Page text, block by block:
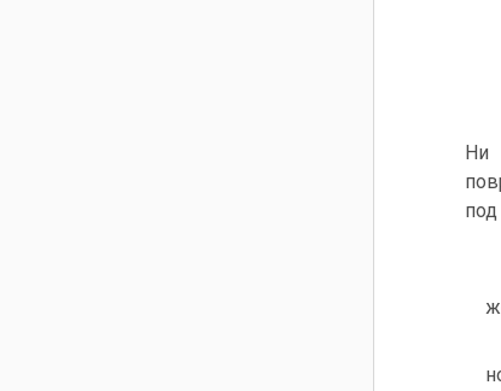
Ни